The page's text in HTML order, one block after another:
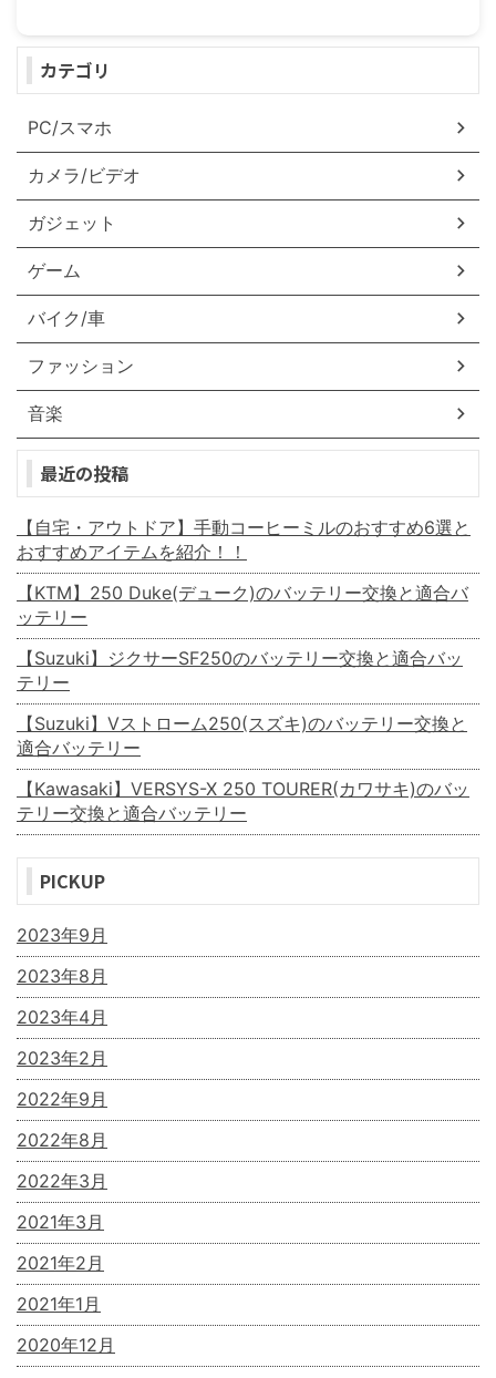
カテゴリ
PC/スマホ
カメラ/ビデオ
ガジェット
ゲーム
バイク/車
ファッション
音楽
最近の投稿
【自宅・アウトドア】手動コーヒーミルのおすすめ6選と
おすすめアイテムを紹介！！
【KTM】250 Duke(デューク)のバッテリー交換と適合バ
ッテリー
【Suzuki】ジクサーSF250のバッテリー交換と適合バッ
テリー
【Suzuki】Vストローム250(スズキ)のバッテリー交換と
適合バッテリー
【Kawasaki】VERSYS-X 250 TOURER(カワサキ)のバッ
テリー交換と適合バッテリー
PICKUP
2023年9月
2023年8月
2023年4月
2023年2月
2022年9月
2022年8月
2022年3月
2021年3月
2021年2月
2021年1月
2020年12月